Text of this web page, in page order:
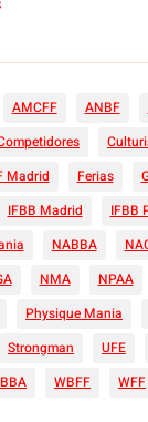
AMCFF ANBF
Madrid Ferias
IFBB Madrid IFBB
NABBA
NMA NPAA
Physique Mania
Strongman UFE
WBFF WFF